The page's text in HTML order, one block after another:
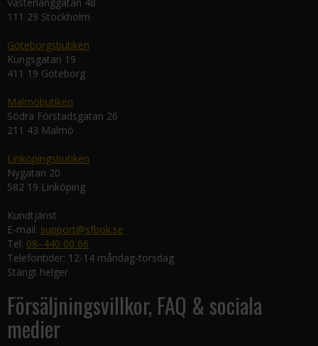
111 29 Stockholm
Göteborgsbutiken
Kungsgatan 19
411 19 Göteborg
Malmöbutiken
Södra Förstadsgatan 26
211 43 Malmö
Linköpingsbutiken
Nygatan 20
582 19 Linköping
Kundtjänst
E-mail: support@sfbok.se
Tel: 08–440 00 66
Telefontider: 12-14 måndag-torsdag
Stängt helger
Försäljningsvillkor, FAQ & sociala
medier